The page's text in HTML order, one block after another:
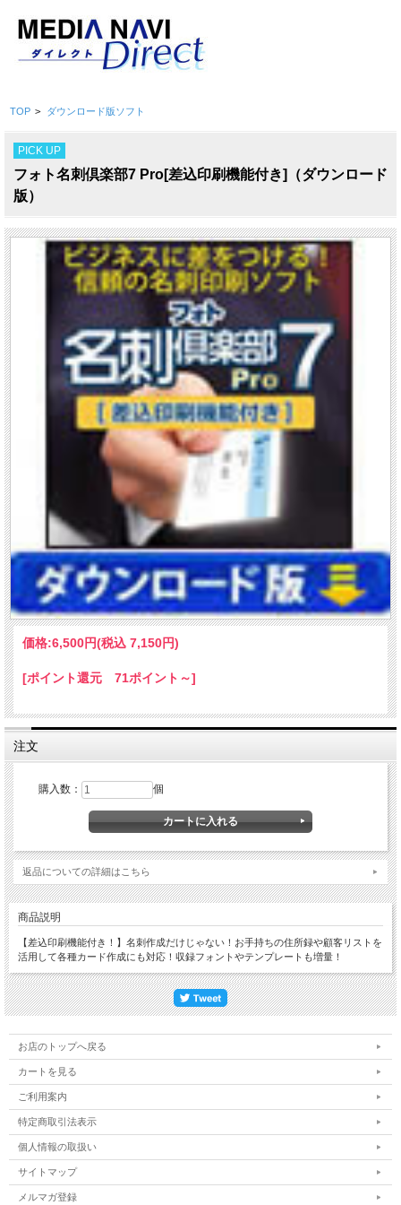
TOP > ダウンロード版ソフト
PICK UP
フォト名刺倶楽部7 Pro[差込印刷機能付き]（ダウンロード
版）
価格:6,500円(税込 7,150円)
[ポイント還元 71ポイント～]
注文
購入数： 個
返品についての詳細はこちら
商品説明
【差込印刷機能付き！】名刺作成だけじゃない！お手持ちの住所録や顧客リストを
活用して各種カード作成にも対応！収録フォントやテンプレートも増量！
お店のトップへ戻る
カートを見る
ご利用案内
特定商取引法表示
個人情報の取扱い
サイトマップ
メルマガ登録